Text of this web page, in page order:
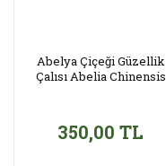
Abelya Çiçeği Güzellik
Çalısı Abelia Chinensis
350,00 TL